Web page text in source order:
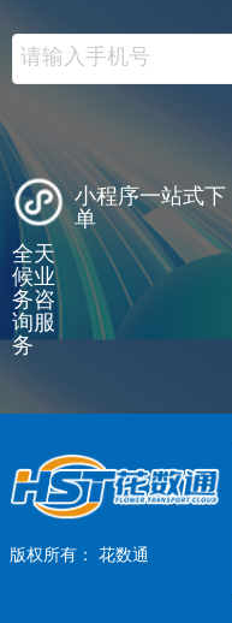
版权所有： 花数通
请输入手机号
小程序一站式下
单
全天
候业
务咨
询服
务